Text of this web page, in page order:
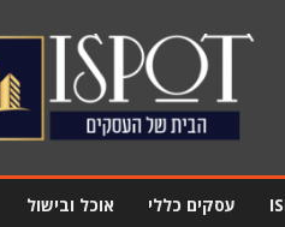
מגזין
Ispot
עסקים כללי אוכל ובישול